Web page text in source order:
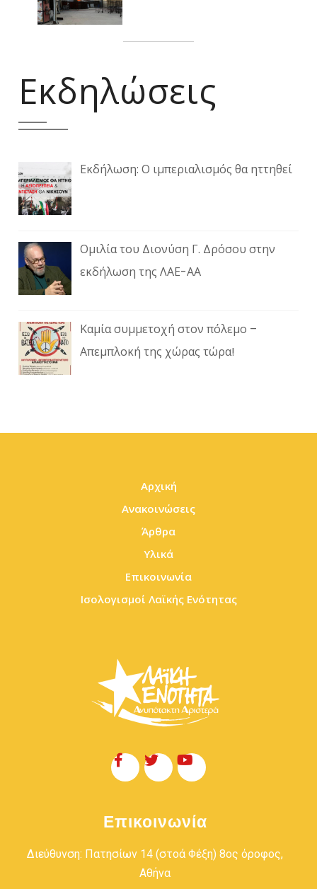
Εκδηλώσεις
Εκδήλωση: Ο ιμπεριαλισμός θα ηττηθεί
Ομιλία του Διονύση Γ. Δρόσου στην
εκδήλωση της ΛΑΕ-ΑΑ
Καμία συμμετοχή στον πόλεμο –
Απεμπλοκή της χώρας τώρα!
Αρχική
Ανακοινώσεις
Άρθρα
Υλικά
Επικοινωνία
Ισολογισμοί Λαϊκής Ενότητας
Επικοινωνία
Διεύθυνση: Πατησίων 14 (στοά Φέξη) 8ος όροφος,
Αθήνα